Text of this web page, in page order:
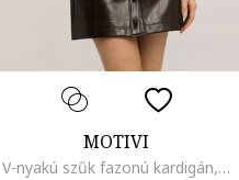
MOTIVI
V-nyakú szűk fazonú kardigán, Halványlila